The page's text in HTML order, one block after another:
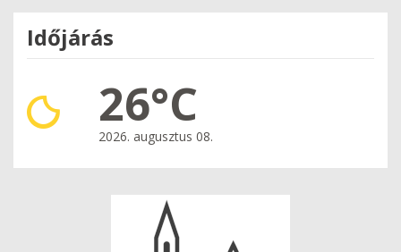
Időjárás
26°C
2026. augusztus 08.